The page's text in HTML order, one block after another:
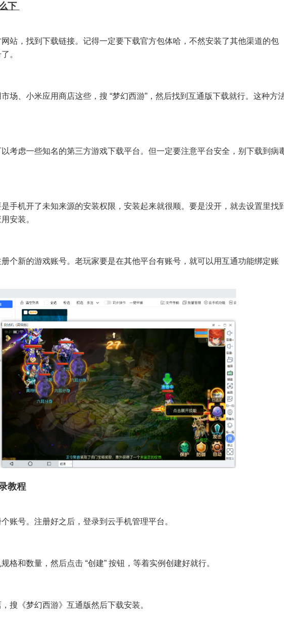
下
站，找到下载链接。记得一定要下载官方包体哈，不然安装了其他渠道的包
。
场、小米应用商店这些，搜 “梦幻西游”，然后找到互通版下载就行。这种方
考虑一些知名的第三方游戏下载平台。但一定要注意平台安全，别下载到病
手机开了未知来源的安装权限，安装起来就很顺。要是没开，就去设置里找
安装。
个新的游戏账号。老玩家要是在其他平台有账号，就可以用互通功能绑定账
教程
账号。注册好之后，登录到云手机管理平台。
格和数量，然后点击 “创建” 按钮，等着实例创建好就行。
搜《梦幻西游》互通版然后下载安装。